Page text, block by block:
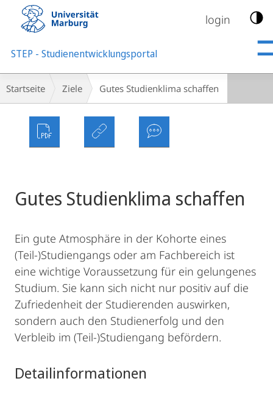
Mobile-
Navigation
login
STEP - Studienentwicklungsportal
Breadcrumb-
Navigation
Startseite Ziele Gutes Studienklima schaffen
Gutes Studienklima schaffen
Ein gute Atmosphäre in der Kohorte eines
(Teil-)Studiengangs oder am Fachbereich ist
eine wichtige Voraussetzung für ein gelungenes
Studium. Sie kann sich nicht nur positiv auf die
Zufriedenheit der Studierenden auswirken,
sondern auch den Studienerfolg und den
Verbleib im (Teil-)Studiengang befördern.
Detailinformationen